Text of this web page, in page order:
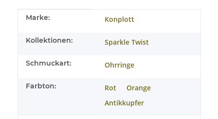
Produkteigenschaft
Wert
Marke: Konplott
Kollektionen: Sparkle Twist
Schmuckart: Ohrringe
Farbton: Rot
Orange
Antikkupfer